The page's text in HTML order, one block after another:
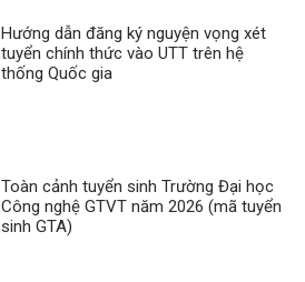
Hướng dẫn đăng ký nguyện vọng xét
tuyển chính thức vào UTT trên hệ
thống Quốc gia
Toàn cảnh tuyển sinh Trường Đại học
Công nghệ GTVT năm 2026 (mã tuyển
sinh GTA)